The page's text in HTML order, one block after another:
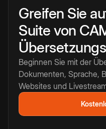
Greifen Sie
Suite von
Beginnen Sie mit der
Dokumenten, Sprache,
Websites und